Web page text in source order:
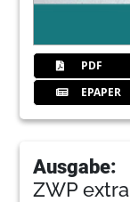
PDF
EPAPER
Ausgabe:
ZWP extra